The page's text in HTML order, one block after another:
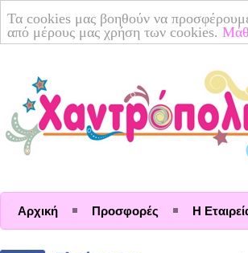
Τα cookies μας βοηθούν να
από μέρους μας χρήση των cookies.
Αρχική Προσφορές Η